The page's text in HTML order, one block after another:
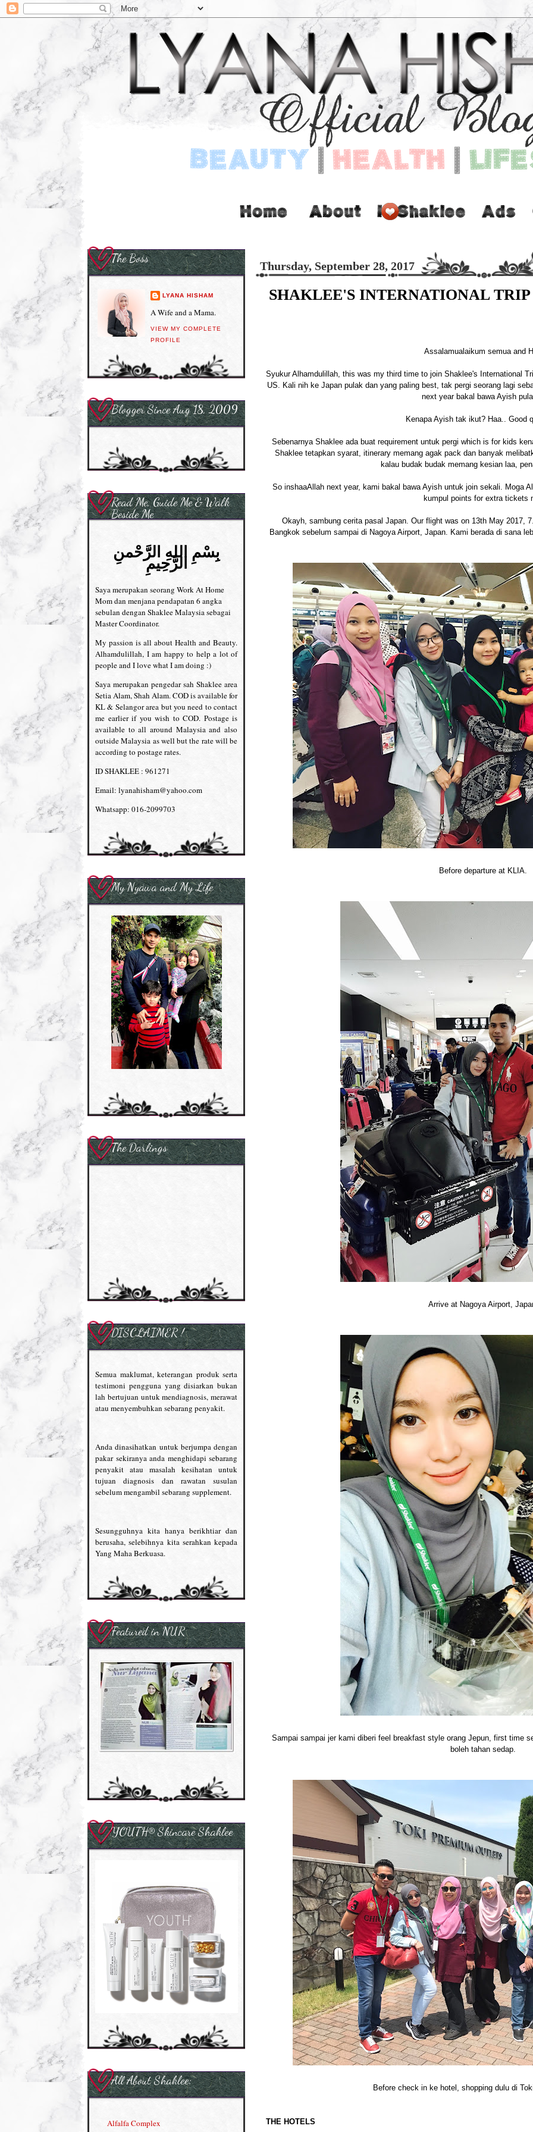
Thursday, September 28, 2017
SHAKLEE'S INTERNATIONAL TRIP
Assalamualaikum semua and
Syukur Alhamdulillah, this was my third time to join Shaklee's International
US. Kali nih ke Japan pulak dan yang paling best, tak pergi seorang lagi
next year bakal bawa Ayish
Kenapa Ayish tak ikut? Haa.. Good
Sebenarnya Shaklee ada buat requirement untuk pergi which is for kids
Shaklee tetapkan syarat, itinerary memang agak pack dan banyak
kalau budak budak memang kesian laa,
So inshaaAllah next year, kami bakal bawa Ayish untuk join sekali. Moga
kumpul points for extra tickets
Okayh, sambung cerita pasal Japan. Our flight was on 13th May 2017,
Bangkok sebelum sampai di Nagoya Airport, Japan. Kami berada di sana
Before departure at KLIA.
Arrive at Nagoya Airport,
Sampai sampai jer kami diberi feel breakfast style orang Jepun, first time
boleh tahan sedap.
Before check in ke hotel, shopping dulu di
THE HOTELS
The Boss
LYANA HISHAM
A Wife and a Mama.
VIEW MY COMPLETE
PROFILE
Blogger Since Aug 18, 2009
Read Me, Guide Me & Walk
Beside Me
بِسْمِ اللهِ الرَّحْمنِ
الرَّحِيمِ
Saya merupakan seorang Work At Home
Mom dan menjana pendapatan 6 angka
sebulan dengan Shaklee Malaysia sebagai
Master Coordinator.
My passion is all about Health and Beauty.
Alhamdulillah, I am happy to help a lot of
people and I love what I am doing :)
Saya merupakan pengedar sah Shaklee area
Setia Alam, Shah Alam. COD is available for
KL & Selangor area but you need to contact
me earlier if you wish to COD. Postage is
available to all around Malaysia and also
outside Malaysia as well but the rate will be
according to postage rates.
ID SHAKLEE : 961271
Email: lyanahisham@yahoo.com
Whatsapp: 016-2099703
My Nyawa and My Life
The Darlings
DISCLAIMER !
Semua maklumat, keterangan produk serta
testimoni pengguna yang disiarkan bukan
lah bertujuan untuk mendiagnosis, merawat
atau menyembuhkan sebarang penyakit.
Anda dinasihatkan untuk berjumpa dengan
pakar sekiranya anda menghidapi sebarang
penyakit atau masalah kesihatan untuk
tujuan diagnosis dan rawatan susulan
sebelum mengambil sebarang supplement.
Sesungguhnya kita hanya berikhtiar dan
berusaha, selebihnya kita serahkan kepada
Yang Maha Berkuasa.
Featured in NUR
YOUTH® Skincare Shaklee
All About Shaklee:
Alfalfa Complex